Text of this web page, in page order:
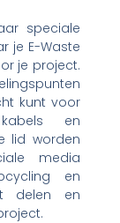
speciale
je E-Waste
je project.
kunt voor
en
lid worden
media
en
delen en